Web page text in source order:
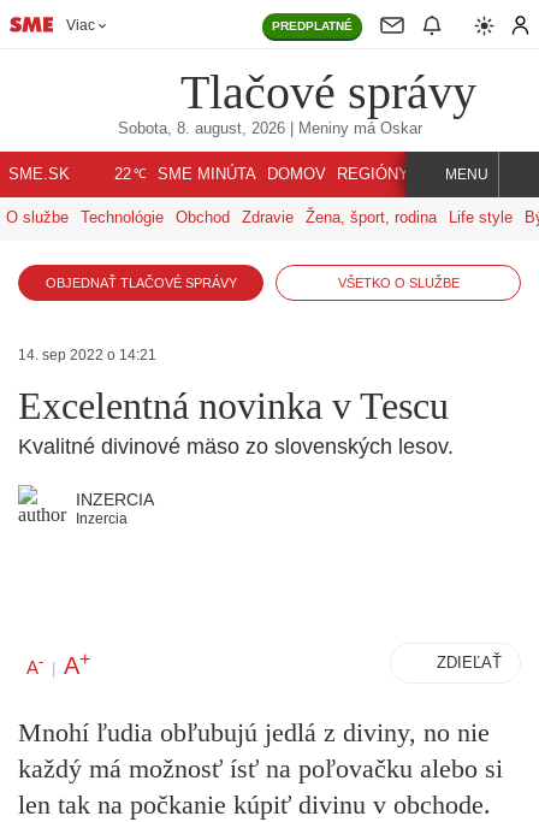
Viac PREDPLATNÉ
Tlačové správy
Sobota, 8. august, 2026| Meniny má Oskar
SME.SK 22℃ SME MINÚTA DOMOV REGIÓNY INDEX SVET
MENU
O službe Technológie Obchod Zdravie Žena, šport, rodina Life style
OBJEDNAŤ TLAČOVÉ SPRÁVY VŠETKO O SLUŽBE
14. sep 2022 o 14:21
Excelentná novinka v Tescu
Kvalitné divinové mäso zo slovenských lesov.
INZERCIA
Inzercia
A- | A+ ZDIEĽAŤ
Mnohí ľudia obľubujú jedlá z diviny, no nie
každý má možnosť ísť na poľovačku alebo si
len tak na počkanie kúpiť divinu v obchode.